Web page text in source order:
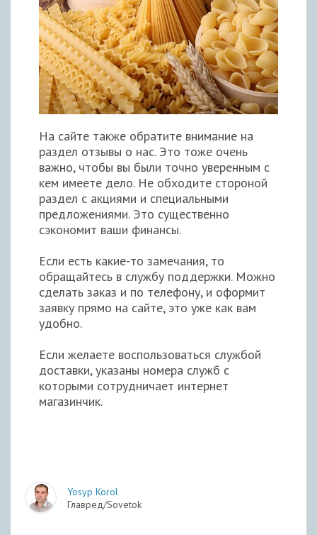
На сайте также обратите внимание на
раздел отзывы о нас. Это тоже очень
важно, чтобы вы были точно уверенным с
кем имеете дело. Не обходите стороной
раздел с акциями и специальными
предложениями. Это существенно
сэкономит ваши финансы.
Если есть какие-то замечания, то
обращайтесь в службу поддержки. Можно
сделать заказ и по телефону, и оформит
заявку прямо на сайте, это уже как вам
удобно.
Если желаете воспользоваться службой
доставки, указаны номера служб с
которыми сотрудничает интернет
магазинчик.
Yosyp Korol
Главред/Sovetok